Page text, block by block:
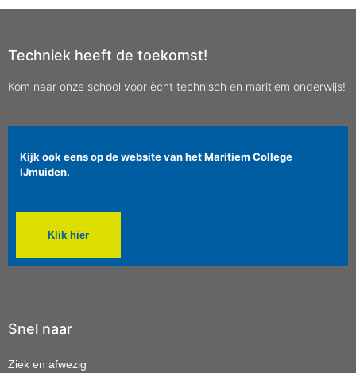
Techniek heeft de toekomst!
Kom naar onze school voor ècht technisch en maritiem onderwijs!
Kijk ook eens op de website van het Maritiem College
IJmuiden.
Klik hier
Snel naar
Ziek en afwezig